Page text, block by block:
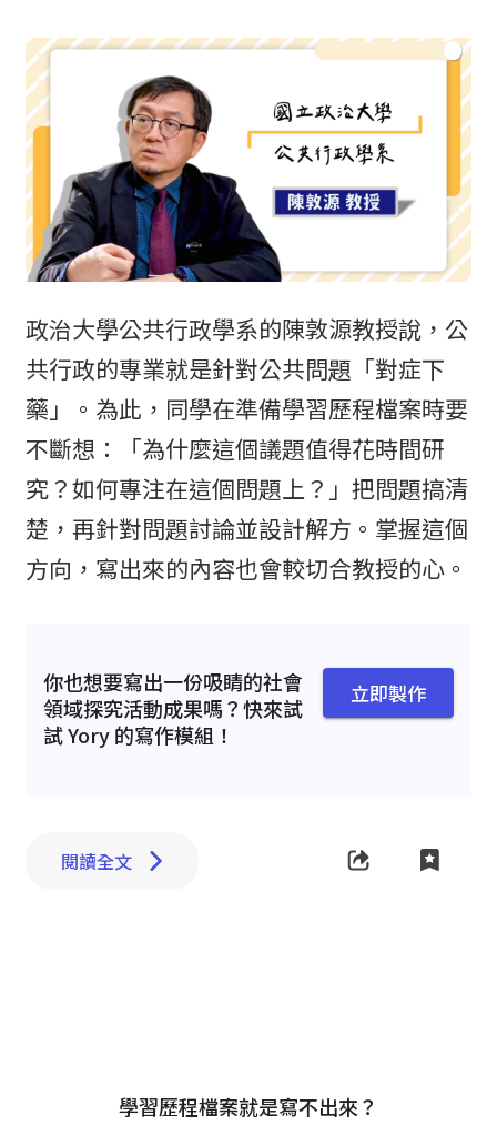
政治大學公共行政學系的陳敦源教授說，公
共行政的專業就是針對公共問題「對症下
藥」。為此，同學在準備學習歷程檔案時要
不斷想：「為什麼這個議題值得花時間研
究？如何專注在這個問題上？」把問題搞清
楚，再針對問題討論並設計解方。掌握這個
方向，寫出來的內容也會較切合教授的心。
你也想要寫出一份吸睛的社會
領域探究活動成果嗎？快來試
試 Yory 的寫作模組！
立即製作
閱讀全文
學習歷程檔案就是寫不出來？